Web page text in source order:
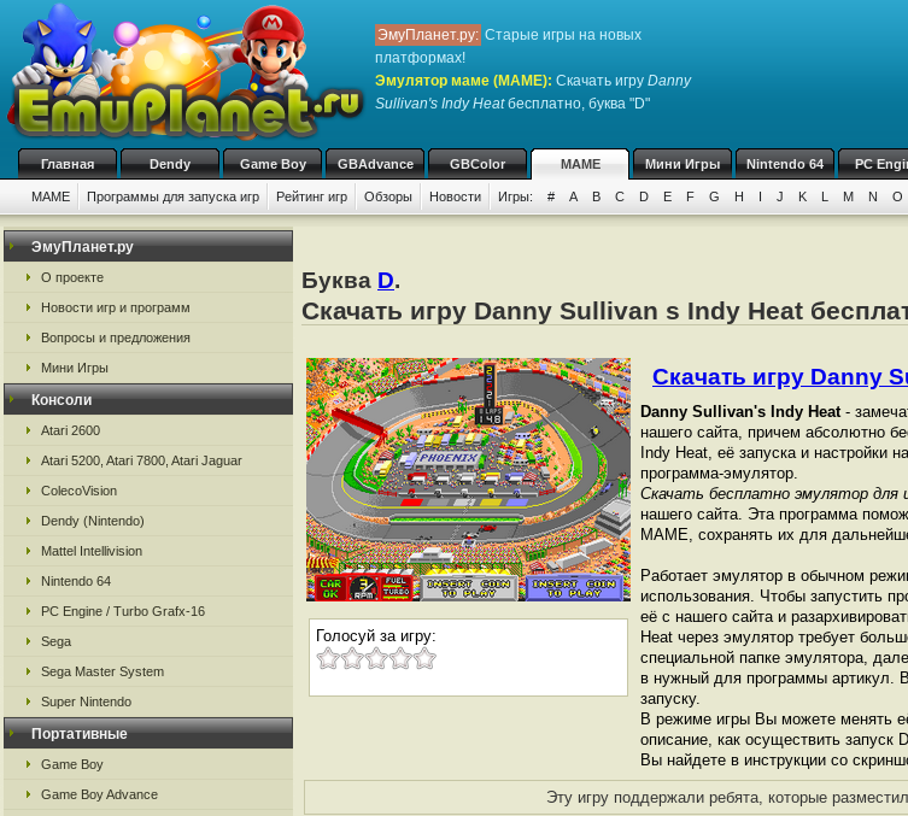
ЭмуПланет.ру: Старые игры на новых
платформах!
Эмулятор маме (MAME): Скачать игру Danny
Sullivan's Indy Heatбесплатно, буква "D"
Главная Dendy Game Boy GBAdvance GBColor MAME Мини Игры Nintendo 64 PC
MAME Программы для запуска игр Рейтинг игр Обзоры Новости Игры: # A B C D E F G H I J K L M N O
ЭмуПланет.ру
О проекте
Новости игр и программ
Вопросы и предложения
Мини Игры
Консоли
Atari 2600
Atari 5200, Atari 7800, Atari Jaguar
ColecoVision
Dendy (Nintendo)
Mattel Intellivision
Nintendo 64
PC Engine / Turbo Grafx-16
Sega
Sega Master System
Super Nintendo
Портативные
Game Boy
Game Boy Advance
Буква D.
Скачать игру Danny Sullivan s Indy Heat
Голосуй за игру:
Скачать игру Danny
Danny Sullivan's Indy Heat-
нашего сайта, причем абсолютно
Indy Heat, её запуска и настройки
программа-эмулятор.
Скачать бесплатно эмулятор для
нашего сайта. Эта программа
МАМЕ, сохранять их для
Работает эмулятор в обычном
использования. Чтобы запустить
её с нашего сайта и
Heat через эмулятор требует
специальной папке эмулятора,
в нужный для программы артикул.
запуску.
В режиме игры Вы можете менять
описание, как осуществить запуск
Вы найдете в инструкции со
Эту игру поддержали ребята, которые